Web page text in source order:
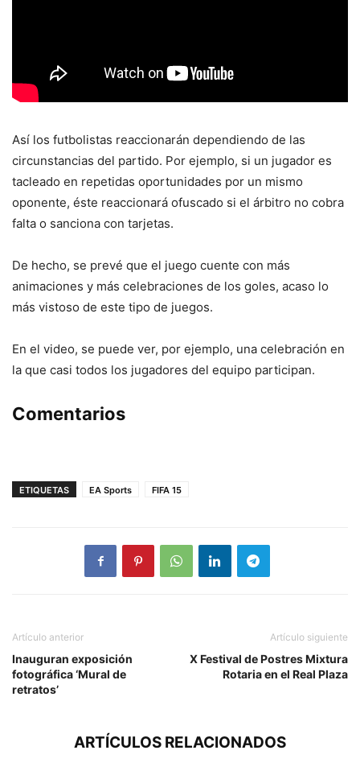
Así los futbolistas reaccionarán dependiendo de las
circunstancias del partido. Por ejemplo, si un jugador es
tacleado en repetidas oportunidades por un mismo
oponente, éste reaccionará ofuscado si el árbitro no cobra
falta o sanciona con tarjetas.
De hecho, se prevé que el juego cuente con más
animaciones y más celebraciones de los goles, acaso lo
más vistoso de este tipo de juegos.
En el video, se puede ver, por ejemplo, una celebración en
la que casi todos los jugadores del equipo participan.
Comentarios
ETIQUETAS EA Sports FIFA 15
Artículo anterior
Inauguran exposición
fotográfica ‘Mural de
retratos’
Artículo siguiente
X Festival de Postres Mixtura
Rotaria en el Real Plaza
ARTÍCULOS RELACIONADOS